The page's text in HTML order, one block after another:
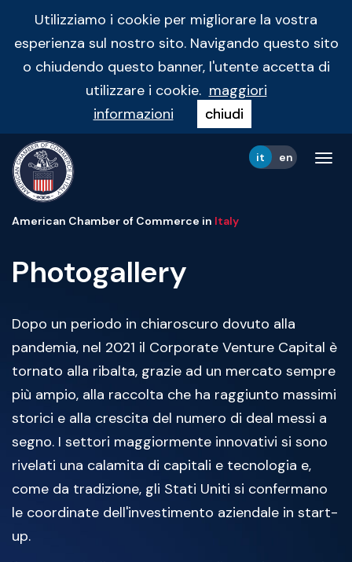
Utilizziamo i cookie per migliorare la vostra
esperienza sul nostro sito. Navigando questo sito
o chiudendo questo banner, l'utente accetta di
utilizzare i cookie. maggiori
informazioni
chiudi
it en
American Chamber of Commerce in Italy
Photogallery
Dopo un periodo in chiaroscuro dovuto alla
pandemia, nel 2021 il Corporate Venture Capital è
tornato alla ribalta, grazie ad un mercato sempre
più ampio, alla raccolta che ha raggiunto massimi
storici e alla crescita del numero di deal messi a
segno. I settori maggiormente innovativi si sono
rivelati una calamita di capitali e tecnologia e,
come da tradizione, gli Stati Uniti si confermano
le coordinate dell'investimento aziendale in start-
up.